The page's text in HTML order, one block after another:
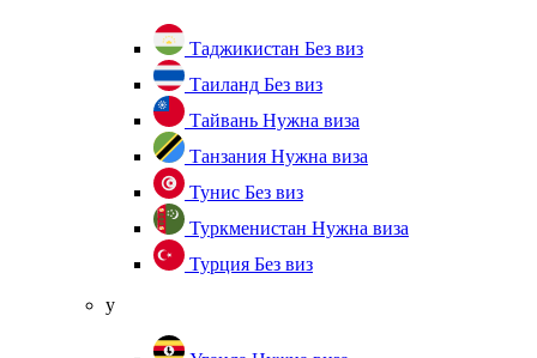
Таджикистан Без виз
Таиланд Без виз
Тайвань Нужна виза
Танзания Нужна виза
Тунис Без виз
Туркменистан Нужна виза
Турция Без виз
у